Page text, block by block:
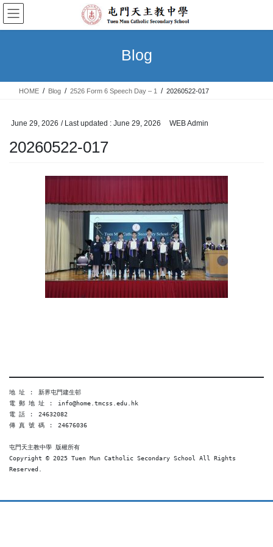
Skip
the
Skip
the
Blog
HOME Blog 2526 Form 6 Speech Day – 1 20260522-017
June 29, 2026 / Last updated : June 29, 2026 WEB Admin
20260522-017
地 址 ︰ 新界屯門建生邨
電 郵 地 址 ︰ info@home.tmcss.edu.hk
電 話 ︰ 24632082
傳 真 號 碼 ︰ 24676036
屯門天主教中學 版權所有
Copyright © 2025 Tuen Mun Catholic Secondary School All Rights
Reserved.